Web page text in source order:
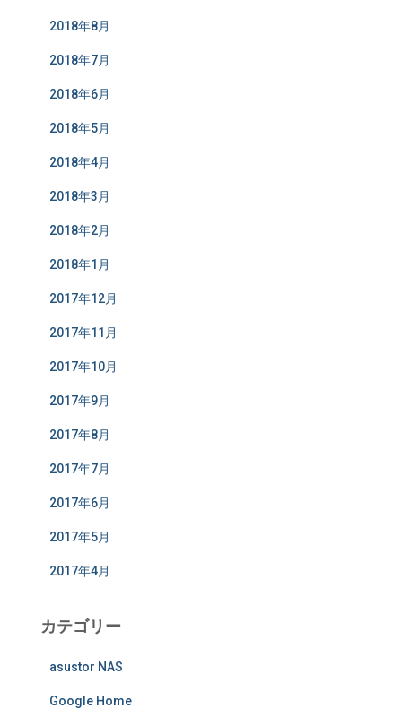
2018年8月
2018年7月
2018年6月
2018年5月
2018年4月
2018年3月
2018年2月
2018年1月
2017年12月
2017年11月
2017年10月
2017年9月
2017年8月
2017年7月
2017年6月
2017年5月
2017年4月
カテゴリー
asustor NAS
Google Home